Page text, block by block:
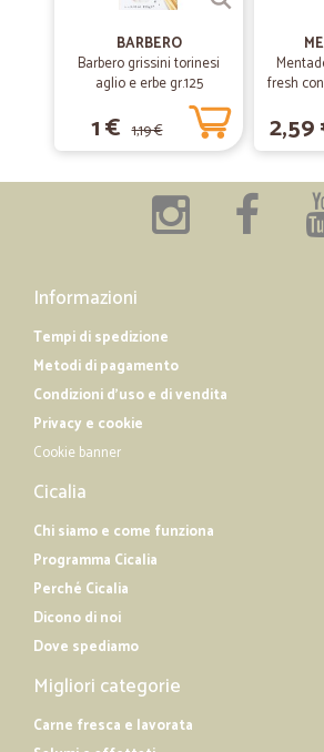
BARBERO
Barbero grissini torinesi
aglio e erbe gr.125
1 € 1,19 €
fresh
2,59
Informazioni
Tempi di spedizione
Metodi di pagamento
Condizioni d'uso e di vendita
Privacy e cookie
Cookie banner
Cicalia
Chi siamo e come funziona
Programma Cicalia
Perché Cicalia
Dicono di noi
Dove spediamo
Migliori categorie
Carne fresca e lavorata